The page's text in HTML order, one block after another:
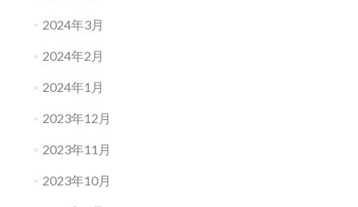
2024年3月
2024年2月
2024年1月
2023年12月
2023年11月
2023年10月